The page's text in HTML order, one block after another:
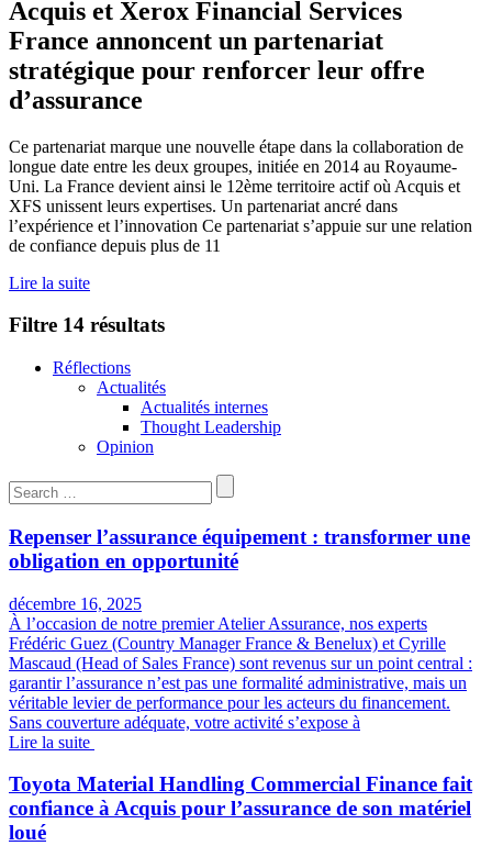
Acquis et Xerox Financial Services
France annoncent un partenariat
stratégique pour renforcer leur offre
d’assurance
Ce partenariat marque une nouvelle étape dans la collaboration de
longue date entre les deux groupes, initiée en 2014 au Royaume-
Uni. La France devient ainsi le 12ème territoire actif où Acquis et
XFS unissent leurs expertises. Un partenariat ancré dans
l’expérience et l’innovation Ce partenariat s’appuie sur une relation
de confiance depuis plus de 11
Lire la suite
Filtre 14 résultats
Réflections
Actualités
Actualités internes
Thought Leadership
Opinion
Rechercher:
Repenser l’assurance équipement : transformer une
obligation en opportunité
décembre 16, 2025
À l’occasion de notre premier Atelier Assurance, nos experts
Frédéric Guez (Country Manager France & Benelux) et Cyrille
Mascaud (Head of Sales France) sont revenus sur un point central :
garantir l’assurance n’est pas une formalité administrative, mais un
véritable levier de performance pour les acteurs du financement.
Sans couverture adéquate, votre activité s’expose à
Lire la suite
Toyota Material Handling Commercial Finance fait
confiance à Acquis pour l’assurance de son matériel
loué